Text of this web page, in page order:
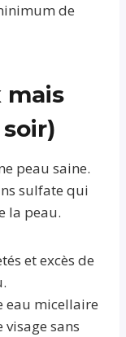
de
mais
peau saine.
sulfate qui
la peau.
et excès de
eau micellaire
sans